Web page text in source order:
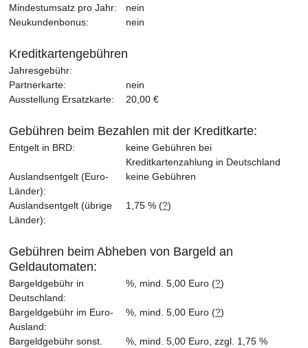
Mindestumsatz pro Jahr:
nein
Neukundenbonus:
nein
Kreditkartengebühren
Jahresgebühr:
Partnerkarte:
nein
Ausstellung Ersatzkarte:
20,00 €
Gebühren beim Bezahlen mit der Kreditkarte:
Entgelt in BRD:
keine Gebühren bei
Kreditkartenzahlung in Deutschland
Auslandsentgelt (Euro-
Länder):
keine Gebühren
Auslandsentgelt (übrige
Länder):
1,75 % (?)
Gebühren beim Abheben von Bargeld an
Geldautomaten:
Bargeldgebühr in
Deutschland:
%, mind. 5,00 Euro (?)
Bargeldgebühr im Euro-
Ausland:
%, mind. 5,00 Euro (?)
Bargeldgebühr sonst.
%, mind. 5,00 Euro, zzgl. 1,75 %